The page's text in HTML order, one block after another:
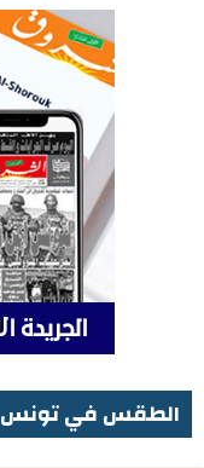
الطقس في تونس